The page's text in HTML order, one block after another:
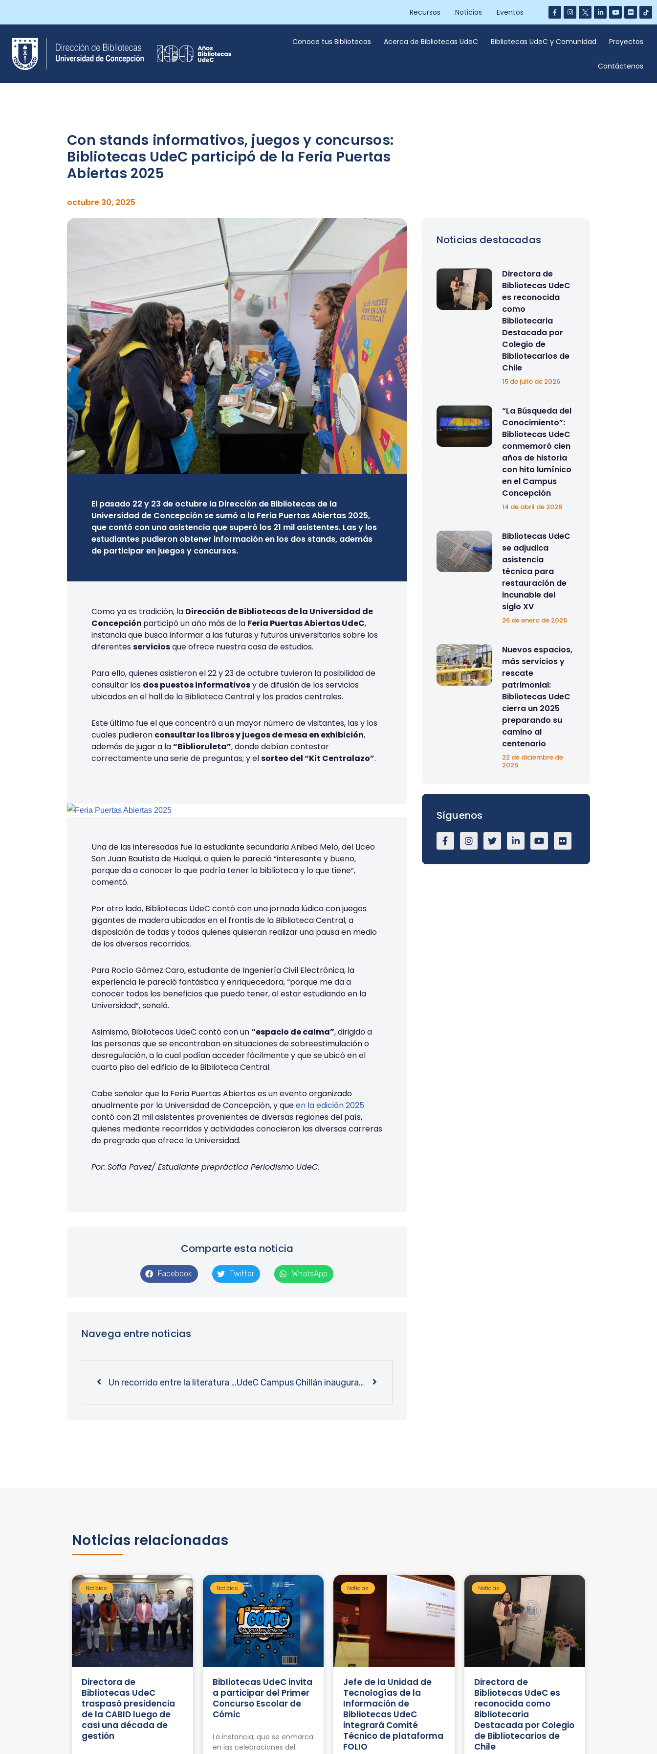
Saltar
al
contenido
Recursos Noticias Eventos
Conoce tus Bibliotecas Acerca de Bibliotecas UdeC Bibliotecas UdeC y Comunidad Proyectos
Contáctenos
Con stands informativos, juegos y concursos:
Bibliotecas UdeC participó de la Feria Puertas
Abiertas 2025
octubre 30, 2025
El pasado 22 y 23 de octubre la Dirección de Bibliotecas de la
Universidad de Concepción se sumó a la Feria Puertas Abiertas 2025,
que contó con una asistencia que superó los 21 mil asistentes. Las y los
estudiantes pudieron obtener información en los dos stands, además
de participar en juegos y concursos.
Como ya es tradición, la Dirección de Bibliotecas de la Universidad de
Concepción participó un año más de la Feria Puertas Abiertas UdeC,
instancia que busca informar a las futuras y futuros universitarios sobre los
diferentes serviciosque ofrece nuestra casa de estudios.
Para ello, quienes asistieron el 22 y 23 de octubre tuvieron la posibilidad de
consultar los dos puestos informativosy de difusión de los servicios
ubicados en el hallde la Biblioteca Central y los prados centrales.
Este último fue el queconcentró a un mayor número de visitantes, las y los
cuales pudieron consultar loslibros y juegos de mesa en exhibición,
además de jugar a la“Biblioruleta”, donde debían contestar
correctamente una serie de preguntas; yelsorteo del “Kit Centralazo”.
Una de las interesadas fue laestudiante secundaria Anibed Melo, del Liceo
San Juan Bautista de Hualqui, a quien le pareció “interesante y bueno,
porque da a conocer lo que podría tener la biblioteca y lo que tiene”,
comentó.
Por otro lado, Bibliotecas UdeC contó con una jornada lúdica con juegos
gigantes de maderaubicados en el frontis de la Biblioteca Central, a
disposición de todas y todos quienes quisieran realizar una pausa en medio
de los diversos recorridos.
Para Rocío Gómez Caro, estudiante de Ingeniería Civil Electrónica, la
experiencia le pareció fantástica y enriquecedora, “porque me da a
conocer todos los beneficios que puedo tener, al estar estudiando en la
Universidad”, señaló.
Asimismo, Bibliotecas UdeC contó con un“espacio de calma”, dirigido a
las personas que se encontraban en situaciones de sobreestimulación o
desregulación, a la cual podían acceder fácilmenteyque se ubicó en el
cuarto piso del edificio de la Biblioteca Central.
Cabe señalar que la Feria Puertas Abiertas es un eventoorganizado
anualmente por la Universidad de Concepción,y queen la edición 2025
contó con 21 mil asistentes provenientes de diversas regiones del país,
quienes mediante recorridos y actividades conocieron las diversas carreras
de pregrado que ofrece la Universidad.
Por: Sofía Pavez/ Estudiante prepráctica Periodismo UdeC.
Comparte esta noticia
Facebook Twitter WhatsApp
Navega entre noticias
Un recorrido entre la literatura y el medioambiente: Grupo Eco-Literario UdeC realizó conversatorio sobre hazaña del Piloto Pardo UdeC Campus Chillán inaugura renovada sala de estudio en segundo piso de la Biblioteca
Noticias destacadas
Directora de
Bibliotecas UdeC
es reconocida
como
Bibliotecaria
Destacada por
Colegio de
Bibliotecarios de
Chile
15 de julio de 2026
“La Búsqueda del
Conocimiento”:
Bibliotecas UdeC
conmemoró cien
años de historia
con hito lumínico
en el Campus
Concepción
14 de abril de 2026
Bibliotecas UdeC
se adjudica
asistencia
técnica para
restauración de
incunable del
siglo XV
26 de enero de 2026
Nuevos espacios,
más servicios y
rescate
patrimonial:
Bibliotecas UdeC
cierra un 2025
preparando su
camino al
centenario
22 de diciembre de
2025
Síguenos
Noticias relacionadas
Noticias
Directora de
Bibliotecas UdeC
traspasó presidencia
de la CABID luego de
casi una década de
gestión
Noticias
Bibliotecas UdeC invita
a participar del Primer
Concurso Escolar de
Cómic
La instancia, que se enmarca
en las celebraciones del
Noticias
Jefe de la Unidad de
Tecnologías de la
Información de
Bibliotecas UdeC
integrará Comité
Técnico de plataforma
FOLIO
Noticias
Directora de
Bibliotecas UdeC es
reconocida como
Bibliotecaria
Destacada por Colegio
de Bibliotecarios de
Chile